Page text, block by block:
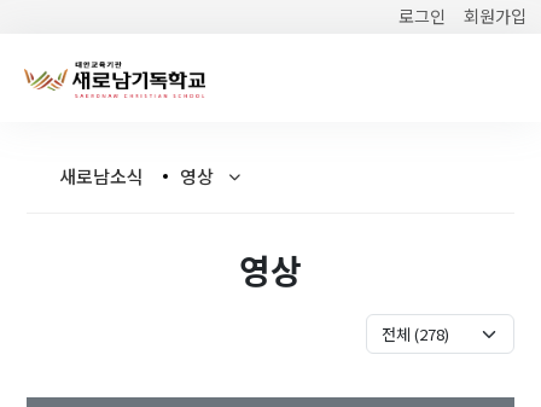
로그인 회원가입
새로남소식 영상
영상